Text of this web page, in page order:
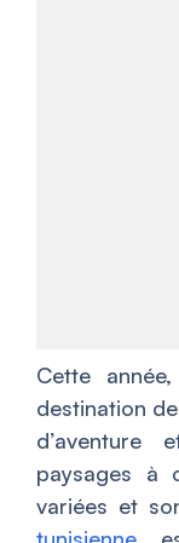
Cette
destination
d’aventure
paysages à
variées et